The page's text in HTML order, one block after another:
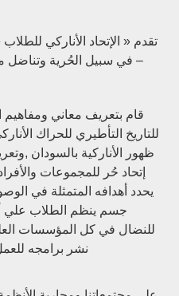
تقدم « الإتحاد الأناركي
في سبيل الحُرية وتناضل من اجل إسقاط السلطة والطغاة –
قام بتعريف معاني ومفاهيم
للتاريخ التأطيري للحراك
ظهور الأناركية بالسودان
إتحاد حُر للمجموعات
يحدد أهدافه المتمثلة في
جسم ينظم الطلاب علي
للنضال في كل المؤسسات
نشر برامجه